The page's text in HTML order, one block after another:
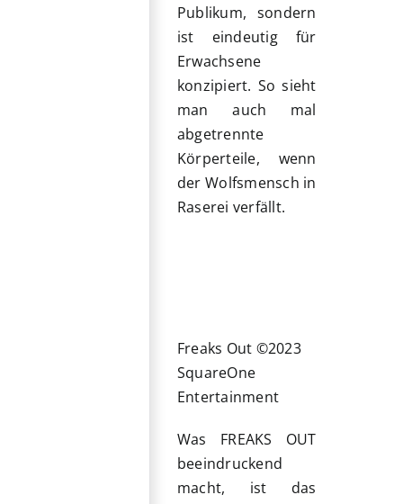
Publikum, sondern
ist eindeutig für
Erwachsene
konzipiert. So sieht
man auch mal
abgetrennte
Körperteile, wenn
der Wolfsmensch in
Raserei verfällt.
Freaks Out ©2023
SquareOne
Entertainment
Was FREAKS OUT
beeindruckend
macht, ist das